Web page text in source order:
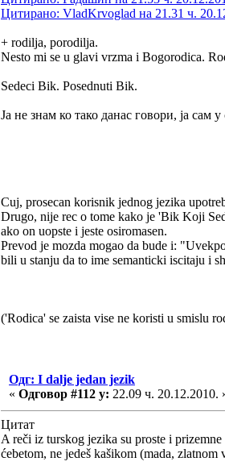
Цитирано: VladKrvoglad на 21.31 ч.
+ rodilja, porodilja.
Nesto mi se u glavi vrzma i Bogorodica.
Sedeci Bik. Posednuti Bik.
Ја не знам ко тако данас говори, ја сам
Cuj, prosecan korisnik jednog jezika
Drugo, nije rec o tome kako je 'Bik Koji
ako on uopste i jeste osiromasen.
Prevod je mozda mogao da bude i:
bili u stanju da to ime semanticki iscitaju i
('Rodica' se zaista vise ne koristi u smislu
Одг: I dalje jedan jezik
« Одговор #112 у: 22.09 ч. 20.12.2010.
Цитат
A reči iz turskog jezika su proste i
ćebetom, ne jedeš kašikom (mada,